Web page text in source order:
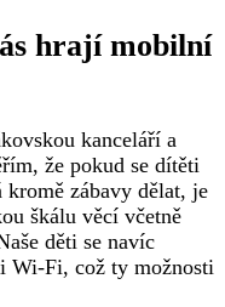
hrají mobilní
kanceláří a
že pokud se dítěti
kromě zábavy dělat, je
škálu věcí včetně
děti se navíc
Wi-Fi, což ty možnosti